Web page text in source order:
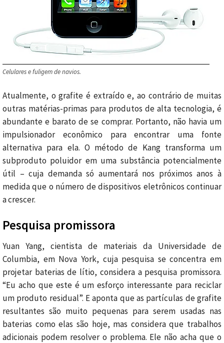
Celulares e fuligem de navios.
Atualmente, o grafite é extraído e, ao contrário de muitas
outras matérias-primas para produtos de alta tecnologia, é
abundante e barato de se comprar. Portanto, não havia um
impulsionador econômico para encontrar uma fonte
alternativa para ela. O método de Kang transforma um
subproduto poluidor em uma substância potencialmente
útil – cuja demanda só aumentará nos próximos anos à
medida que o número de dispositivos eletrônicos continuar
a crescer.
Pesquisa promissora
Yuan Yang, cientista de materiais da Universidade de
Columbia, em Nova York, cuja pesquisa se concentra em
projetar baterias de lítio, considera a pesquisa promissora.
“Eu acho que este é um esforço interessante para reciclar
um produto residual”. E aponta que as partículas de grafite
resultantes são muito pequenas para serem usadas nas
baterias como elas são hoje, mas considera que trabalhos
adicionais podem resolver o problema. Ele não acha que o